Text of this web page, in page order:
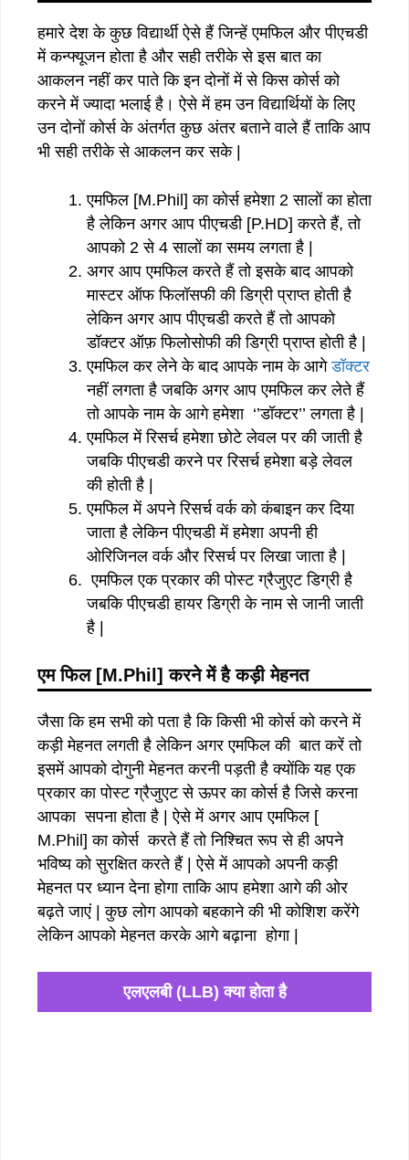
हमारे देश के कुछ विद्यार्थी ऐसे हैं जिन्हें एमफिल और पीएचडी
में कन्फ्यूजन होता है और सही तरीके से इस बात का
आकलन नहीं कर पाते कि इन दोनों में से किस कोर्स को
करने में ज्यादा भलाई है। ऐसे में हम उन विद्यार्थियों के लिए
उन दोनों कोर्स के अंतर्गत कुछ अंतर बताने वाले हैं ताकि आप
भी सही तरीके से आकलन कर सके |
एमफिल [M.Phil] का कोर्स हमेशा 2 सालों का होता
है लेकिन अगर आप पीएचडी [P.HD] करते हैं, तो
आपको 2 से 4 सालों का समय लगता है |
अगर आप एमफिल करते हैं तो इसके बाद आपको
मास्टर ऑफ फिलॉसफी की डिग्री प्राप्त होती है
लेकिन अगर आप पीएचडी करते हैं तो आपको
डॉक्टर ऑफ़ फिलोसोफी की डिग्री प्राप्त होती है |
एमफिल कर लेने के बाद आपके नाम के आगेडॉक्टर
नहीं लगता है जबकि अगर आप एमफिल कर लेते हैं
तो आपके नाम के आगे हमेशा ‘’डॉक्टर’’ लगता है |
एमफिल में रिसर्च हमेशा छोटे लेवल पर की जाती है
जबकि पीएचडी करने पर रिसर्च हमेशा बड़े लेवल
की होती है |
एमफिल में अपने रिसर्च वर्क को कंबाइन कर दिया
जाता है लेकिन पीएचडी में हमेशा अपनी ही
ओरिजिनल वर्क और रिसर्च पर लिखा जाता है |
एमफिल एक प्रकार की पोस्ट ग्रैजुएट डिग्री है
जबकि पीएचडी हायर डिग्री के नाम से जानी जाती
है |
एम फिल[M.Phil]करने में है कड़ी मेहनत
जैसा कि हम सभी को पता है कि किसी भी कोर्स को करने में
कड़ी मेहनत लगती है लेकिन अगर एमफिल की बात करें तो
इसमें आपको दोगुनी मेहनत करनी पड़ती है क्योंकि यह एक
प्रकार का पोस्ट ग्रैजुएट से ऊपर का कोर्स है जिसे करना
आपका सपना होता है | ऐसे में अगर आप एमफिल [
M.Phil] का कोर्स करते हैं तो निश्चित रूप से ही अपने
भविष्य को सुरक्षित करते हैं | ऐसे में आपको अपनी कड़ी
मेहनत पर ध्यान देना होगा ताकि आप हमेशा आगे की ओर
बढ़ते जाएं | कुछ लोग आपको बहकाने की भी कोशिश करेंगे
लेकिन आपको मेहनत करके आगे बढ़ाना होगा |
एलएलबी (LLB) क्या होता है